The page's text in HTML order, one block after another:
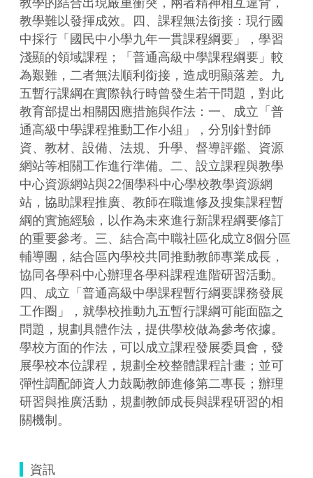
教學難以發揮成效。四、課程無法銜接：現行國
中採行「國民中小學九年一貫課程綱要」，學習
淺顯的領域課程；「普通高級中學課程綱要」較
為艱難，二者無法順利銜接，造成明顯落差。九
五暫行課綱在實際執行時曾發生若干問題，對此
教育部提出相關因應措施與作法：一、成立「普
通高級中學課程推動工作小組」，分別針對師
資、教材、設備、法規、升學、督導評鑑、資源
網站等相關工作進行準備。二、設立課程與教學
中心資源網站與22個學科中心學校教學資源網
站，協助課程推廣、教師在職進修及搜集課程暫
綱的實施經驗，以作為未來進行新課程綱要修訂
的重要參考。三、結合高中職社區化成立8個分區
輔導團，結合區內學校共同推動教師專業成長，
協同各學科中心辦理各學科課程進階研習活動。
四、成立「普通高級中學課程暫行綱要課務發展
工作圈」，就學校推動九五暫行課綱可能面臨之
問題，規劃具體作法，提供學校做為參考依據。
學校方面的作法，可以成立課程發展委員會，發
展學校本位課程，規劃全校整體課程計畫；並可
彈性調配師資人力鼓勵教師進修第二專長；辦理
研習與推廣活動，規劃教師成長與課程研習的相
關機制。
資訊